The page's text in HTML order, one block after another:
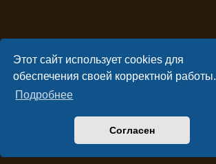
Этот сайт использует cookies для
обеспечения своей корректной работы.
Подробнее
Согласен